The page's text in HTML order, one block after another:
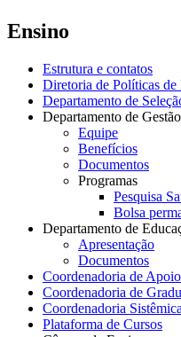
Ensino
Estrutura e contatos
Diretoria de Políticas de
Departamento de
Departamento de
Equipe
Benefícios
Documentos
Programas
Pesquisa
Bolsa
Departamento de
Apresentação
Documentos
Coordenadoria de
Coordenadoria de
Coordenadoria
Plataforma de Cursos